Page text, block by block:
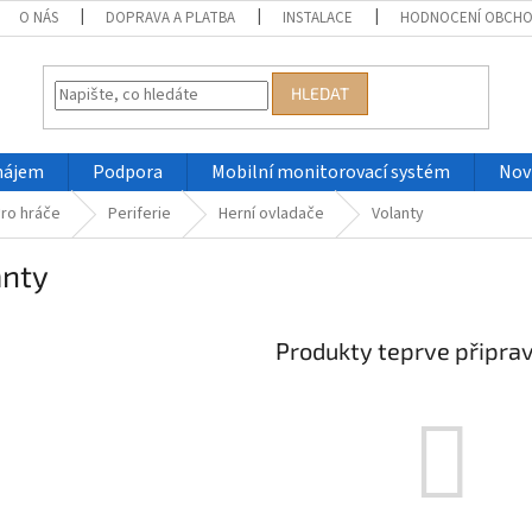
O NÁS DOPRAVA A PLATBA INSTALACE HODNOCENÍ
HLEDAT
Podpora Mobilní monitorovací systém
hráče Periferie Herní ovladače Volanty
Produkty teprve